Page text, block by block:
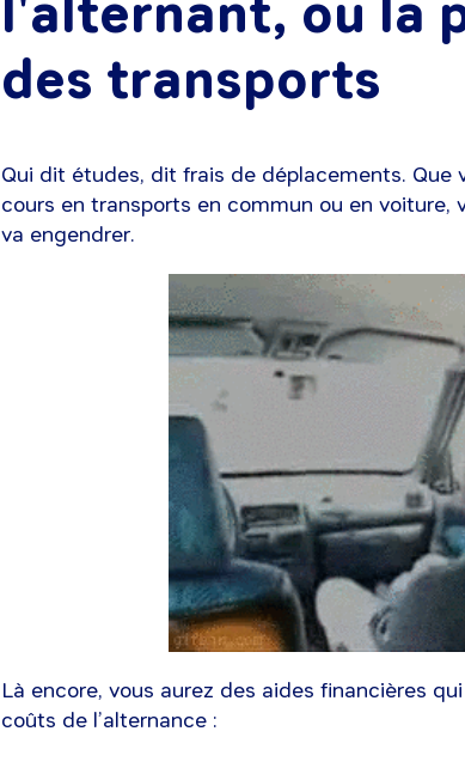
l'alternant, ou la
des transports
Qui dit études, dit frais de déplacements. Que
cours en transports en commun ou en voiture,
va engendrer.
Là encore, vous aurez des aides financières
coûts de l’alternance :